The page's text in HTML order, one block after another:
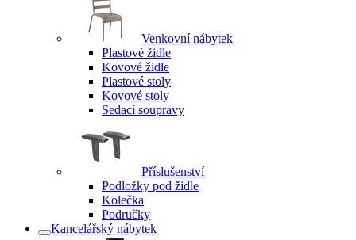
Venkovní nábytek
Plastové židle
Kovové židle
Plastové stoly
Kovové stoly
Sedací soupravy
Příslušenství
Podložky pod židle
Kolečka
Područky
Kancelářský nábytek